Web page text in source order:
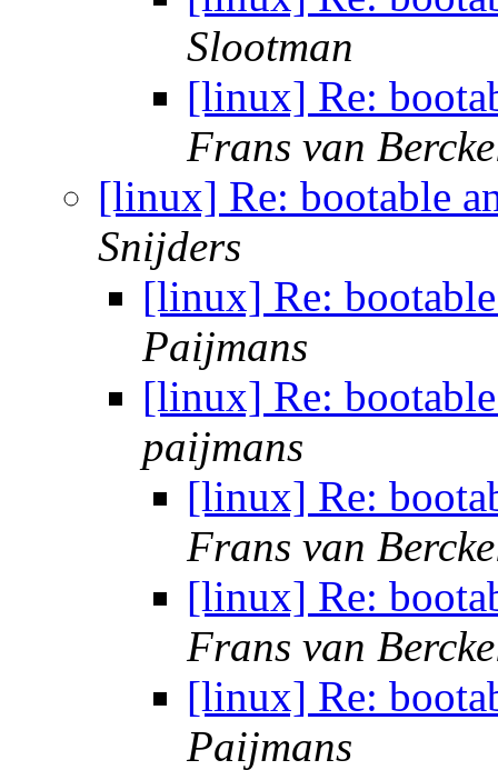
Slootman
[linux] Re:
Frans van
[linux] Re: bootable
Snijders
[linux] Re:
Paijmans
[linux] Re:
paijmans
[linux] Re:
Frans van
[linux] Re:
Frans van
[linux] Re:
Paijmans